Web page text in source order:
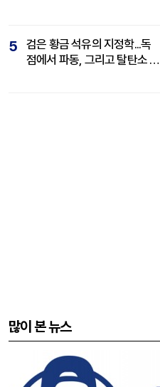
5
검은 황금 석유의 지정학...독
점에서 파동, 그리고 탈탄소 패
많이 본 뉴스